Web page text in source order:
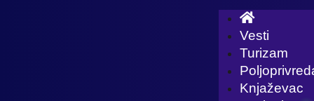
Vesti
Turizam
Knjaževac